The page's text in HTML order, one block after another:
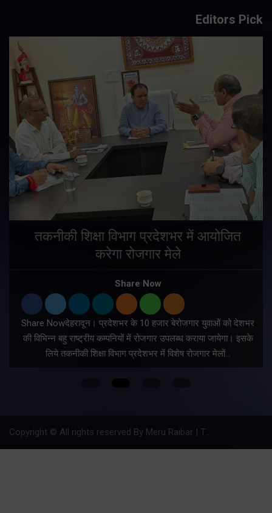
Editors Pick
तकनीकी शिक्षा विभाग प्रदेशभर में आयोजित
करेगा रोजगार मेले
Share Now
Share Nowदेहरादून। प्रदेशभर के 10 हजार बेरोजगार युवाओं को देशभर
की विभिन्न बहु राष्ट्रीय कम्पनियों में रोजगार उपलब्ध कराया जायेगा। इसके
लिये तकनीकी शिक्षा विभाग प्रदेशभर में विशेष रोजगार मेलों…
Copyright © All rights reserved By Meru Raibar | Theme by